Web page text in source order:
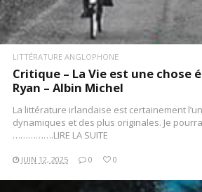
LITTÉRATURE ANGLOPHONE
Critique – La Vie est une chose
Ryan – Albin Michel
La littérature irlandaise est certainement
dynamiques et des plus originales. Je
…………….LIRE LA SUITE
JUIN 12, 2025 0 0